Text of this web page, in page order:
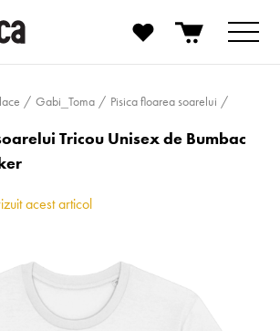
Gabi_Toma Pisica floarea soarelui
Tricou Unisex de Bumbac
acest articol